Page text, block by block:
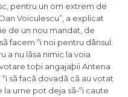
pentru un om extrem de
Voiculescu”, a explicat
de un nou mandat, de
facem ºi noi pentru dânsul.
a nu lãsa nimic la voia
toþi angajaþii Antena
sã facã dovadã cã au votat
la urne pot deja sã-ºi caute